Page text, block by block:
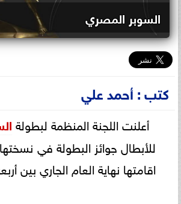
السوبر المصري
كتب : أحمد علي
أعلنت اللجنة المنظمة لبطولة
للأبطال جوائز البطولة في نسختها
اقامتها نهاية العام الجاري بين